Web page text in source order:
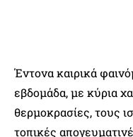
Έντονα καιρικά
εβδομάδα, με κύρια
θερμοκρασίες, τους
τοπικές